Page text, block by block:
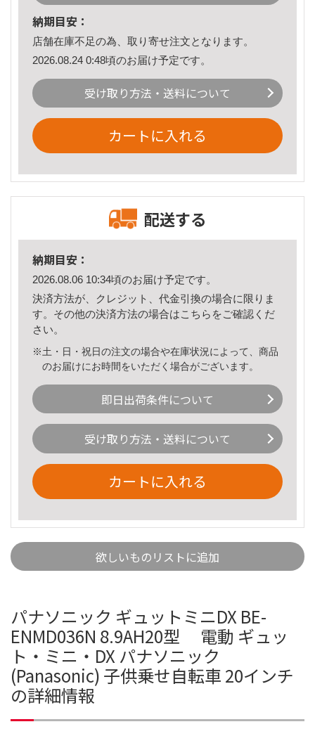
納期目安：
店舗在庫不足の為、取り寄せ注文となります。
2026.08.24 0:48頃のお届け予定です。
受け取り方法・送料について
カートに入れる
配送する
納期目安：
2026.08.06 10:34頃のお届け予定です。
決済方法が、クレジット、代金引換の場合に限りま
す。その他の決済方法の場合はこちら をご確認くだ
さい。
※土・日・祝日の注文の場合や在庫状況によって、商品
のお届けにお時間をいただく場合がございます。
即日出荷条件について
受け取り方法・送料について
カートに入れる
欲しいものリストに追加
パナソニック ギュットミニDX BE-
ENMD036N 8.9AH20型 電動 ギュッ
ト・ミニ・DX パナソニック
(Panasonic) 子供乗せ自転車 20インチ
の詳細情報